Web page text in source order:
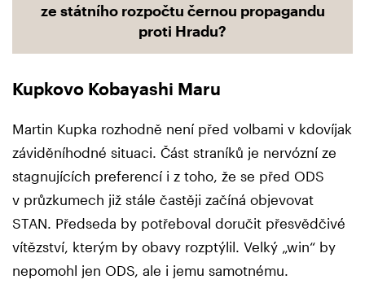
ze státního rozpočtu černou propagandu
proti Hradu?
Kupkovo Kobayashi Maru
Martin Kupka rozhodně není před volbami v kdovíjak
záviděníhodné situaci. Část straníků je nervózní ze
stagnujících preferencí i z toho, že se před ODS
v průzkumech již stále častěji začíná objevovat
STAN. Předseda by potřeboval doručit přesvědčivé
vítězství, kterým by obavy rozptýlil. Velký „win“ by
nepomohl jen ODS, ale i jemu samotnému.